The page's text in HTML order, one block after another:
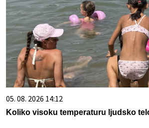
05. 08. 2026 14:12
Koliko visoku temperaturu ljudsko